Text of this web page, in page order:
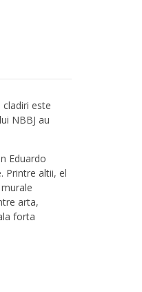
este
NBBJ au
Eduardo
Printre altii, el
arta,
forta